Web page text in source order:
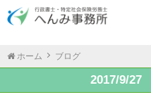
ホーム ブログ
2017/9/27